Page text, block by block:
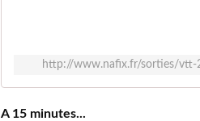
http://www.nafix.fr/sorties/vtt-
A 15 minutes...